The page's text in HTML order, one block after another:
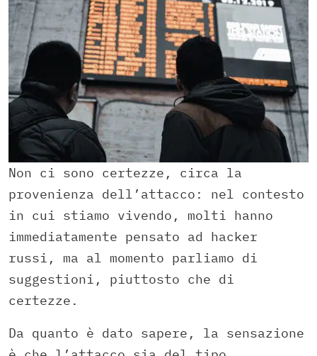
Non ci sono certezze, circa la
provenienza dell’attacco: nel contesto
in cui stiamo vivendo, molti hanno
immediatamente pensato ad hacker
russi, ma al momento parliamo di
suggestioni, piuttosto che di
certezze.
Da quanto è dato sapere, la sensazione